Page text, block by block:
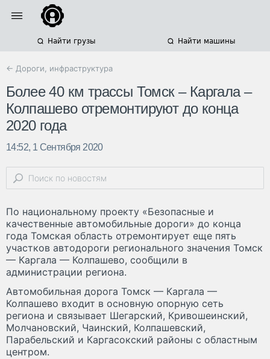
Найти грузы Найти машины
← Дороги, инфраструктура
Более 40 км трассы Томск – Каргала –
Колпашево отремонтируют до конца
2020 года
14:52, 1 Сентября 2020
По национальному проекту «Безопасные и
качественные автомобильные дороги» до конца
года Томская область отремонтирует еще пять
участков автодороги регионального значения Томск
— Каргала — Колпашево, сообщили в
администрации региона.
Автомобильная дорога Томск — Каргала —
Колпашево входит в основную опорную сеть
региона и связывает Шегарский, Кривошеинский,
Молчановский, Чаинский, Колпашевский,
Парабельский и Каргасокский районы с областным
центром.